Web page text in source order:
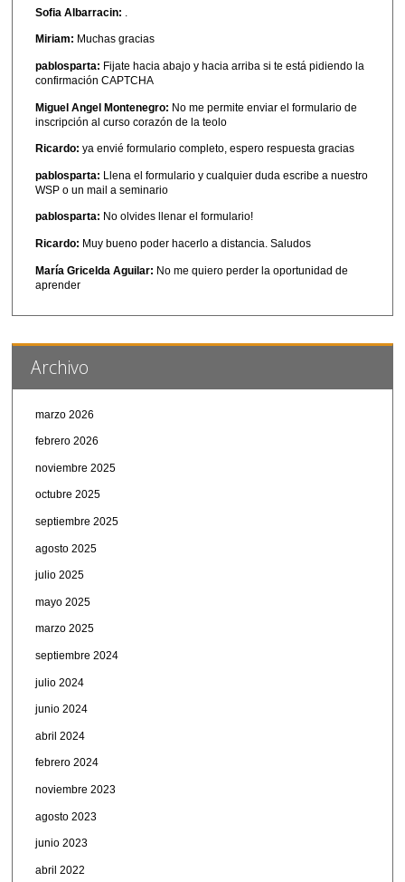
Sofia Albarracin: .
Miriam: Muchas gracias
pablosparta: Fijate hacia abajo y hacia arriba si te está pidiendo la
confirmación CAPTCHA
Miguel Angel Montenegro: No me permite enviar el formulario de
inscripción al curso corazón de la teolo
Ricardo: ya envié formulario completo, espero respuesta gracias
pablosparta: Llena el formulario y cualquier duda escribe a nuestro
WSP o un mail a seminario
pablosparta: No olvides llenar el formulario!
Ricardo: Muy bueno poder hacerlo a distancia. Saludos
María Gricelda Aguilar: No me quiero perder la oportunidad de
aprender
Archivo
marzo 2026
febrero 2026
noviembre 2025
octubre 2025
septiembre 2025
agosto 2025
julio 2025
mayo 2025
marzo 2025
septiembre 2024
julio 2024
junio 2024
abril 2024
febrero 2024
noviembre 2023
agosto 2023
junio 2023
abril 2022